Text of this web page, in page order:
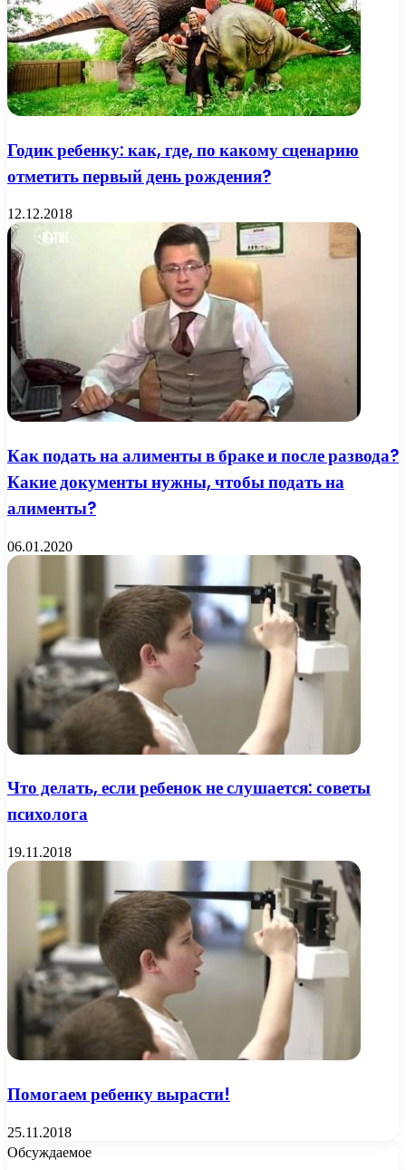
Годик ребенку: как, где, по какому сценарию
отметить первый день рождения?
12.12.2018
Как подать на алименты в браке и после развода?
Какие документы нужны, чтобы подать на
алименты?
06.01.2020
Что делать, если ребенок не слушается: советы
психолога
19.11.2018
Помогаем ребенку вырасти!
25.11.2018
Обсуждаемое